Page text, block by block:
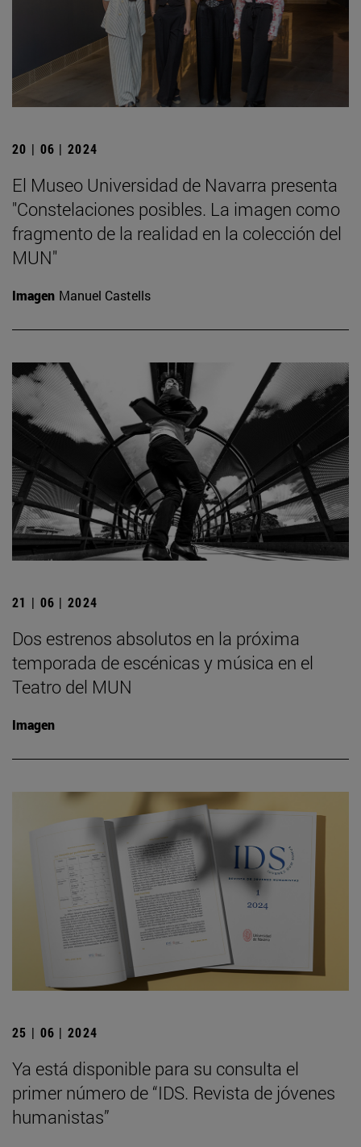
20 | 06 | 2024
El Museo Universidad de Navarra presenta
"Constelaciones posibles. La imagen como
fragmento de la realidad en la colección del
MUN"
Imagen Manuel Castells
21 | 06 | 2024
Dos estrenos absolutos en la próxima
temporada de escénicas y música en el
Teatro del MUN
Imagen
25 | 06 | 2024
Ya está disponible para su consulta el
primer número de “IDS. Revista de jóvenes
humanistas”